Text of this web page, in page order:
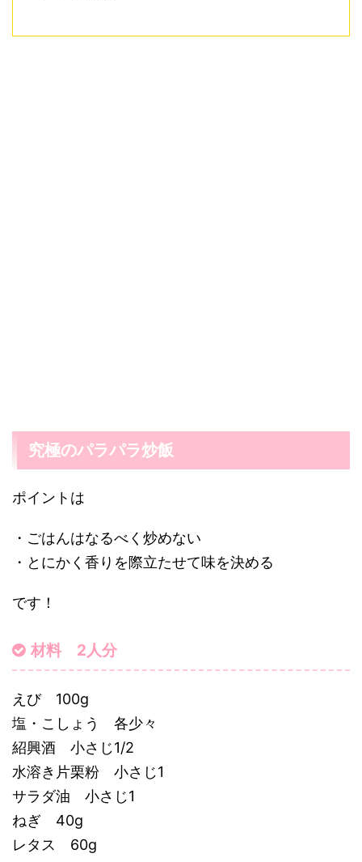
究極のパラパラ炒飯
ポイントは
・ごはんはなるべく炒めない
・とにかく香りを際立たせて味を決める
です！
材料 2人分
えび 100g
塩・こしょう 各少々
紹興酒 小さじ1/2
水溶き片栗粉 小さじ1
サラダ油 小さじ1
ねぎ 40g
レタス 60g